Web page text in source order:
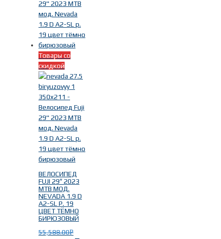
Товары со
скидкой
ВЕЛОСИПЕД
FUJI 29″ 2023
MTB МОД.
NEVADA 1.9 D
A2-SL Р. 19
ЦВЕТ ТЁМНО
БИРЮЗОВЫЙ
55,588.00Р